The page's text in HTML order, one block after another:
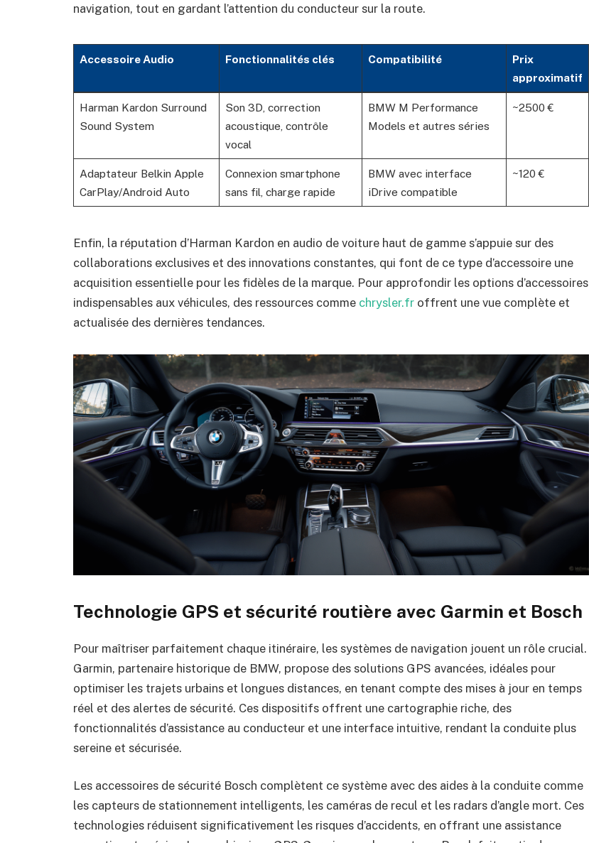
navigation, tout en gardant l’attention du conducteur sur la route.
Accessoire Audio Fonctionnalités clés Compatibilité
Prix
approximatif
Harman Kardon Surround
Sound System
Son 3D, correction
acoustique, contrôle
vocal
BMW M Performance
Models et autres séries
~2500 €
Adaptateur Belkin Apple
CarPlay/Android Auto
Connexion smartphone
sans fil, charge rapide
BMW avec interface
iDrive compatible
~120 €
Enfin, la réputation d’Harman Kardon en audio de voiture haut de gamme s’appuie sur des
collaborations exclusives et des innovations constantes, qui font de ce type d’accessoire une
acquisition essentielle pour les fidèles de la marque. Pour approfondir les options d’accessoires
indispensables aux véhicules, des ressources comme chrysler.fr offrent une vue complète et
actualisée des dernières tendances.
Technologie GPS et sécurité routière avec Garmin et Bosch
Pour maîtriser parfaitement chaque itinéraire, les systèmes de navigation jouent un rôle crucial.
Garmin, partenaire historique de BMW, propose des solutions GPS avancées, idéales pour
optimiser les trajets urbains et longues distances, en tenant compte des mises à jour en temps
réel et des alertes de sécurité. Ces dispositifs offrent une cartographie riche, des
fonctionnalités d’assistance au conducteur et une interface intuitive, rendant la conduite plus
sereine et sécurisée.
Les accessoires de sécurité Bosch complètent ce système avec des aides à la conduite comme
les capteurs de stationnement intelligents, les caméras de recul et les radars d’angle mort. Ces
technologies réduisent significativement les risques d’accidents, en offrant une assistance